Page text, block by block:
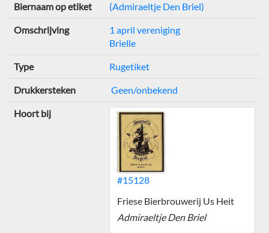
Biernaam op etiket (Admiraeltje Den Briel)
Omschrijving
1 april vereniging
Brielle
Type Rugetiket
Drukkersteken Geen/onbekend
Hoort bij
#15128
Friese Bierbrouwerij Us Heit
Admiraeltje Den Briel